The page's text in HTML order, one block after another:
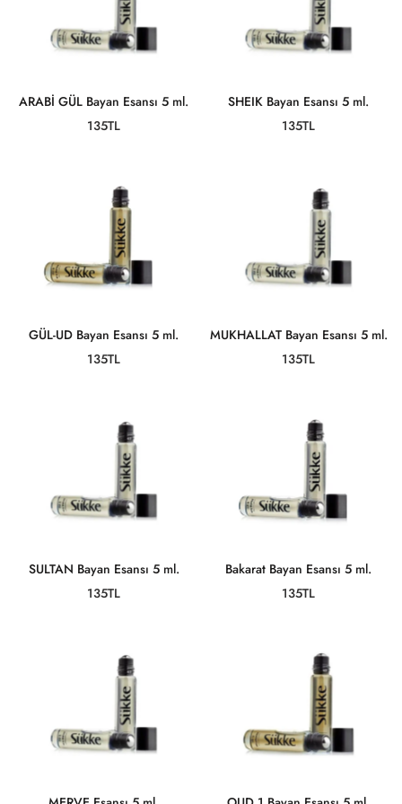
ARABİ GÜL Bayan Esansı 5 ml.
135TL
SHEIK Bayan Esansı 5 ml.
135TL
GÜL-UD Bayan Esansı 5 ml.
135TL
MUKHALLAT Bayan Esansı 5 ml.
135TL
SULTAN Bayan Esansı 5 ml.
135TL
Bakarat Bayan Esansı 5 ml.
135TL